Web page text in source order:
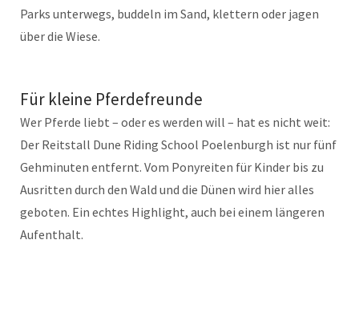
Parks unterwegs, buddeln im Sand, klettern oder jagen
über die Wiese.
Für kleine Pferdefreunde
Wer Pferde liebt – oder es werden will – hat es nicht weit:
Der Reitstall Dune Riding School Poelenburgh ist nur fünf
Gehminuten entfernt. Vom Ponyreiten für Kinder bis zu
Ausritten durch den Wald und die Dünen wird hier alles
geboten. Ein echtes Highlight, auch bei einem längeren
Aufenthalt.